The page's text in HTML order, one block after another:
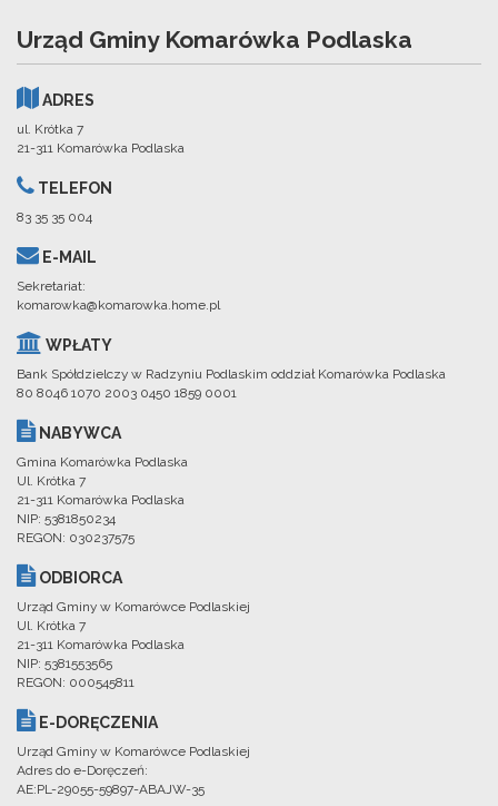
Urząd Gminy Komarówka Podlaska
ADRES
ul. Krótka 7
21-311 Komarówka Podlaska
TELEFON
83 35 35 004
E-MAIL
Sekretariat:
komarowka@komarowka.home.pl
WPŁATY
Bank Spółdzielczy w Radzyniu Podlaskim oddział Komarówka Podlaska
80 8046 1070 2003 0450 1859 0001
NABYWCA
Gmina Komarówka Podlaska
Ul. Krótka 7
21-311 Komarówka Podlaska
NIP: 5381850234
REGON: 030237575
ODBIORCA
Urząd Gminy w Komarówce Podlaskiej
Ul. Krótka 7
21-311 Komarówka Podlaska
NIP: 5381553565
REGON: 000545811
E-DORĘCZENIA
Urząd Gminy w Komarówce Podlaskiej
Adres do e-Doręczeń:
AE:PL-29055-59897-ABAJW-35